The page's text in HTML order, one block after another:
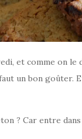
et comme on le
un bon goûter.
? Car entre